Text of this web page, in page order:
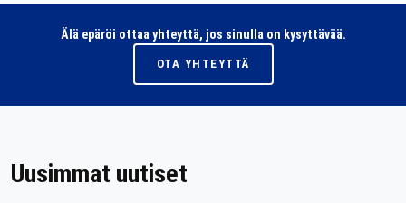
Älä epäröi ottaa yhteyttä, jos sinulla on kysyttävää.
OTA YHTEYTTÄ
Uusimmat uutiset